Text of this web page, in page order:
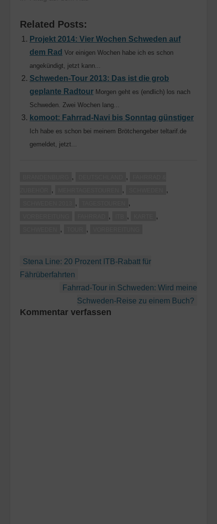
Related Posts:
Projekt 2014: Vier Wochen Schweden auf
dem Rad Vor einigen Wochen habe ich es schon
angekündigt, jetzt kann...
Schweden-Tour 2013: Das ist die grob
geplante Radtour Morgen geht es (endlich) los nach
Schweden. Zwei Wochen lang...
komoot: Fahrrad-Navi bis Sonntag günstiger
Ich habe es schon bei meinem Brötchengeber teltarif.de
gemeldet, jetzt...
, ,
, , ,
, ,
, , ,
, ,
Beitragsnavigation
Stena Line: 20 Prozent ITB-Rabatt für
Fährüberfahrten
Fahrrad-Tour in Schweden: Wird meine
Schweden-Reise zu einem Buch?
Kommentar verfassen